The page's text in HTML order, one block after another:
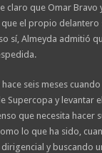
claro que Omar Bravo
el propio delantero
sí, Almeyda admitió
seis meses
Supercopa y levantar
que necesita hacer
lo que ha sido,
y buscando